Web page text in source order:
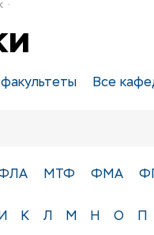
Все
МТФ ФМА
К Л М Н О П